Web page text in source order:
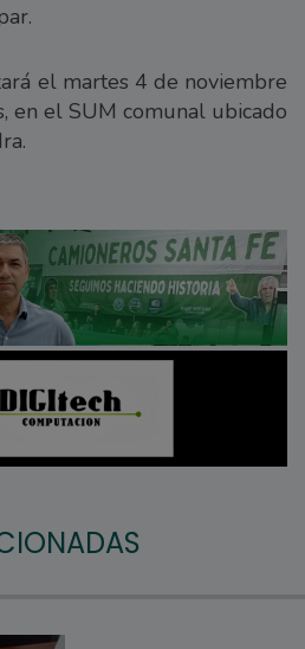
el martes 4 de noviembre
en el SUM comunal ubicado